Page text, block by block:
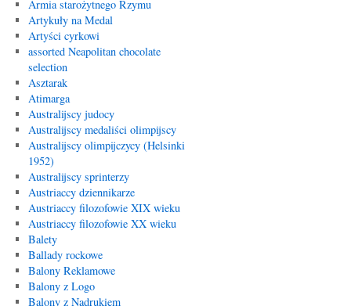
Armia starożytnego Rzymu
Artykuły na Medal
Artyści cyrkowi
assorted Neapolitan chocolate
selection
Asztarak
Atimarga
Australijscy judocy
Australijscy medaliści olimpijscy
Australijscy olimpijczycy (Helsinki
1952)
Australijscy sprinterzy
Austriaccy dziennikarze
Austriaccy filozofowie XIX wieku
Austriaccy filozofowie XX wieku
Balety
Ballady rockowe
Balony Reklamowe
Balony z Logo
Balony z Nadrukiem